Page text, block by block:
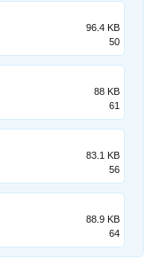
96.4 KB
50
88 KB
61
83.1 KB
56
88.9 KB
64